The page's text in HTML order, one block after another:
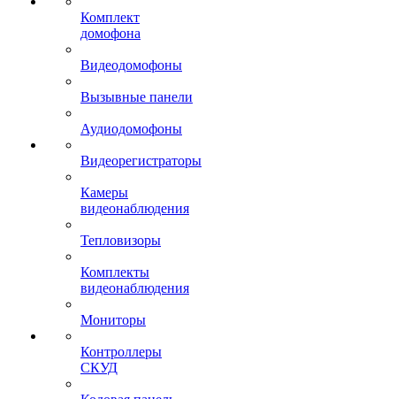
Комплект
домофона
Видеодомофоны
Вызывные панели
Аудиодомофоны
Видеорегистраторы
Камеры
видеонаблюдения
Тепловизоры
Комплекты
видеонаблюдения
Мониторы
Контроллеры
СКУД